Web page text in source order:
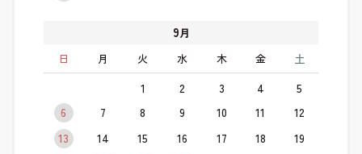
9月
日
月 火 水 木 金 土
1 2 3 4
5
6
7 8 9 10 11
12
13
14 15 16 17 18
19